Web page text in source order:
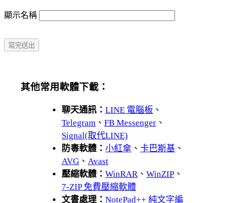
顯示名稱
其他常用軟體下載：
聊天通訊： LINE 電腦板 、
Telegram 、 FB Messenger 、
Signal(取代LINE)
防毒軟體： 小紅傘 、 卡巴斯基 、
AVG 、 Avast
壓縮軟體： WinRAR 、 WinZIP 、
7-ZIP 免費壓縮軟體
文書處理： NotePad++ 純文字編